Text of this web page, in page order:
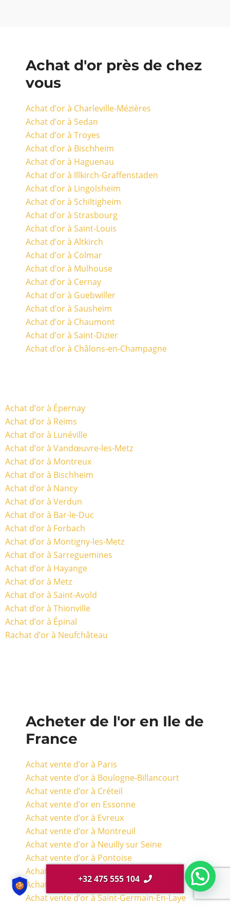
Achat d'or près de chez
vous
Achat d’or à Charleville-Mézières
Achat d’or à Sedan
Achat d’or à Troyes
Achat d’or à Bischheim
Achat d’or à Haguenau
Achat d’or à Illkirch-Graffenstaden
Achat d’or à Lingolsheim
Achat d’or à Schiltigheim
Achat d’or à Strasbourg
Achat d’or à Saint-Louis
Achat d’or à Altkirch
Achat d’or à Colmar
Achat d’or à Mulhouse
Achat d’or à Cernay
Achat d’or à Guebwiller
Achat d’or à Sausheim
Achat d’or à Chaumont
Achat d’or à Saint-Dizier
Achat d’or à Châlons-en-Champagne
Achat d’or à Épernay
Achat d’or à Reims
Achat d’or à Lunéville
Achat d’or à Vandœuvre-les-Metz
Achat d’or à Montreux
Achat d’or à Bischheim
Achat d’or à Nancy
Achat d’or à Verdun
Achat d’or à Bar-le-Duc
Achat d’or à Forbach
Achat d’or à Montigny-les-Metz
Achat d’or à Sarreguemines
Achat d’or à Hayange
Achat d’or à Metz
Achat d’or à Saint-Avold
Achat d’or à Thionville
Achat d’or à Épinal
Rachat d’or à Neufchâteau
Acheter de l'or en Ile de
France
Achat vente d’or à Paris
Achat vente d’or à Boulogne-Billancourt
Achat vente d’or à Créteil
Achat vente d’or en Essonne
Achat vente d’or à Evreux
Achat vente d’or à Montreuil
Achat vente d’or à Neuilly sur Seine
Achat vente d’or à Pontoise
Achat vente d’or à Rambouillet
Achat vente d’or à Rueil-Malmaison
Achat vente d’or à Saint-Germain-En-Laye
+32 475 555 104